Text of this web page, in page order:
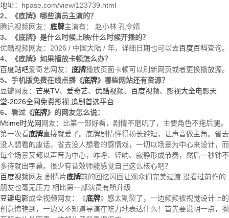
地址：hpase.com/view/123739.html
2、《底牌》哪些演员主演的？
腾讯视频网友： 底牌主演有： 赵小林 孔令婧
3、《底牌》是什么时候上映/什么时候开播的？
优酷视频网友：2026 / 中国大陆 / 年，详细日期也可以去百度百科查询。
4、《底牌》如果播放卡顿怎么办？
百度贴吧爱奇艺网友： 底牌播放页面卡顿可以刷新网页或者更换播放源。
5、手机版免费在线点播《底牌》哪些网站还有资源？
豆瓣网友： 芒果TV、 爱奇艺、 优酷视频、 百度视频、 影视大全电影天
堂-2026全网免费影视,追剧首选平台
6、看过《底牌》的网友怎么说：
Mtime时光网 网友：比第一部好看，剧情不磨叽了，主要角色不拖后腿。
第一次看底牌直接就爱了。底牌剧情懂得扬长避短，让声音做主角。省去
没人想看的废话，省去没人想看的感情戏，一切以场景为中心来设计，而
每个场景又都以声音为中心，咋呼、轻响、寂静形成节奏，然后一秒钟不
多待就出字幕。很少有音效师能感觉自己这么核心吧？
百度视频网友:剧情片底牌前的回忆闪回让观众们完美过渡 没看过前作的
朋友也毫无压力 相比第一部演员有所升级
豆瓣电影成全视频网友：《底牌》感太割裂了，一边频频被视觉设计上的
创意惊艳到，一边又不知道导演在吃力地表达什么！首先要说明一点，抛